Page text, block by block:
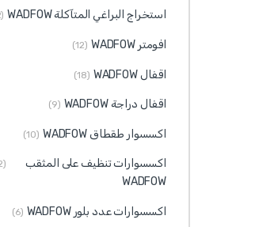
استخراج البراغي المتآكلة WADFOW (2)
افومتر WADFOW (12)
اقفال WADFOW (18)
اقفال دراجة WADFOW (9)
اكسسوار طقطاق WADFOW (10)
اكسسوارات تنظيف على المثقب
WADFOW
(32)
اكسسوارات عدد بلور WADFOW (6)